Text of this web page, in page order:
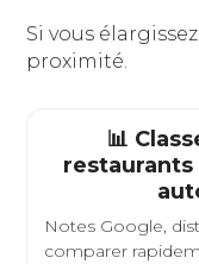
Si vous
proximité.
📊
restaurants
Notes Google,
comparer